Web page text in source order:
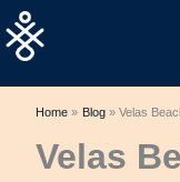
Skip
to
Home Blog Velas
Velas